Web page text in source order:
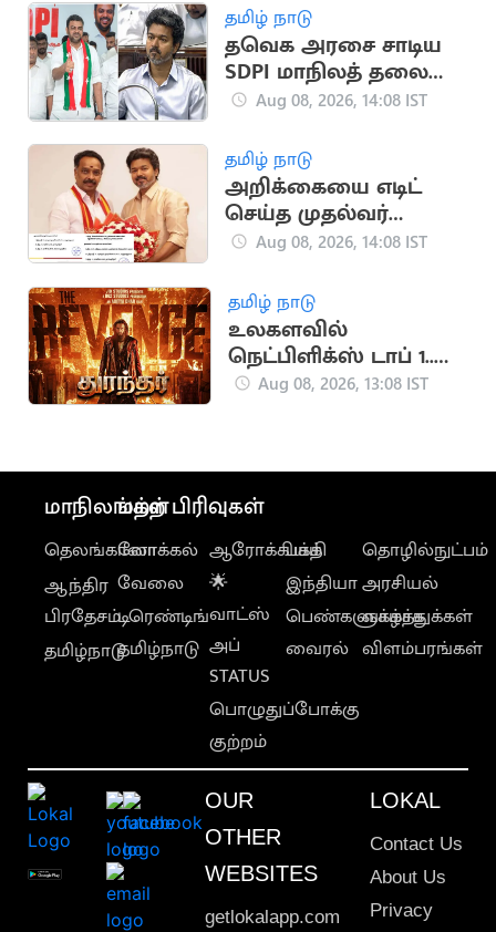
தமிழ் நாடு
தவெக அரசை சாடிய
SDPI மாநிலத் தலைவர்
முகமது முபாரக்
Aug 08, 2026, 14:08 IST
தமிழ் நாடு
அறிக்கையை எடிட்
செய்த முதல்வர்
விஜய்.. MR
நீக்கம்
Aug 08, 2026, 14:08 IST
தமிழ் நாடு
உலகளவில்
நெட்பிளிக்ஸ் டாப் 1..
‘துரந்தர்’ படத்தின்
Aug 08, 2026, 13:08 IST
மாநிலங்கள்
தெலங்கானா
ஆந்திர
பிரதேசம்
தமிழ்நாடு
மற்ற பிரிவுகள்
லோக்கல்
வேலை
டிரெண்டிங்
தமிழ்நாடு
ஆரோக்கியம்
🌟
வாட்ஸ்
அப்
STATUS
பொழுதுப்போக்கு
குற்றம்
பக்தி
இந்தியா
பெண்களுக்காக
வைரல்
தொழில்நுட்பம்
அரசியல்
வாழ்த்துக்கள்
விளம்பரங்கள்
OUR
OTHER
WEBSITES
getlokalapp.com
LOKAL
Contact Us
About Us
Privacy